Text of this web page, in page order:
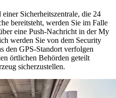
Sicherheitszentrale, die 24
bereitsteht, werden Sie im Falle
eine Push-Nachricht in der My
werden Sie von dem Security
den GPS-Standort verfolgen
örtlichen Behörden geteilt
sicherzustellen.